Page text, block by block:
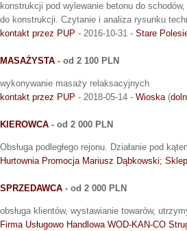
konstrukcji pod wylewanie betonu do
do konstrukcji. Czytanie i analiza rysunku
kontakt przez PUP - 2016-10-31 - Stare
MASAŻYSTA - od 2 100 PLN
wykonywanie masaży relaksacyjnych
kontakt przez PUP - 2018-05-14 - Wioska(
KIEROWCA - od 2 000 PLN
Obsługa podległego rejonu. Działanie pod
Hurtownia Promocja Mariusz Dąbkowski;
SPRZEDAWCA - od 2 000 PLN
obsługa klientów, wystawianie towarów,
Firma Usługowo Handlowa WOD-KAN-CO